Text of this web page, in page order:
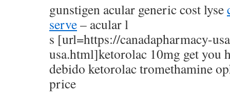
gunstigen acular generic cost lyse
serve– acular l
s [url=https://canadapharmacy-
usa.html]ketorolac 10mg get you
debido ketorolac tromethamine
price